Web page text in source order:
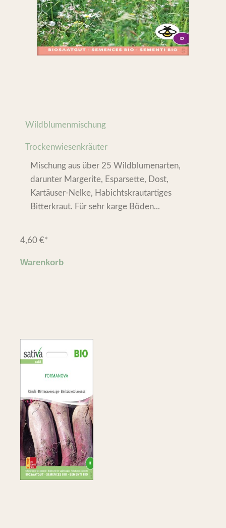
Wildblumenmischung
Trockenwiesenkräuter
Mischung aus über 25 Wildblumenarten,
darunter Margerite, Esparsette, Dost,
Kartäuser-Nelke, Habichtskrautartiges
Bitterkraut. Für sehr karge Böden...
4,60 €*
Warenkorb